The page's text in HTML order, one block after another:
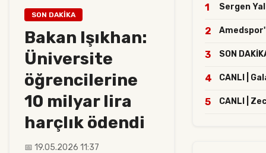
SON DAKIKA
Bakan Işıkhan:
Üniversite
öğrencilerine
10 milyar lira
harçlık ödendi
📅 19.05.2026 11:37
1 Sergen
2
3 SON
4 CANLI |
5 CANLI |